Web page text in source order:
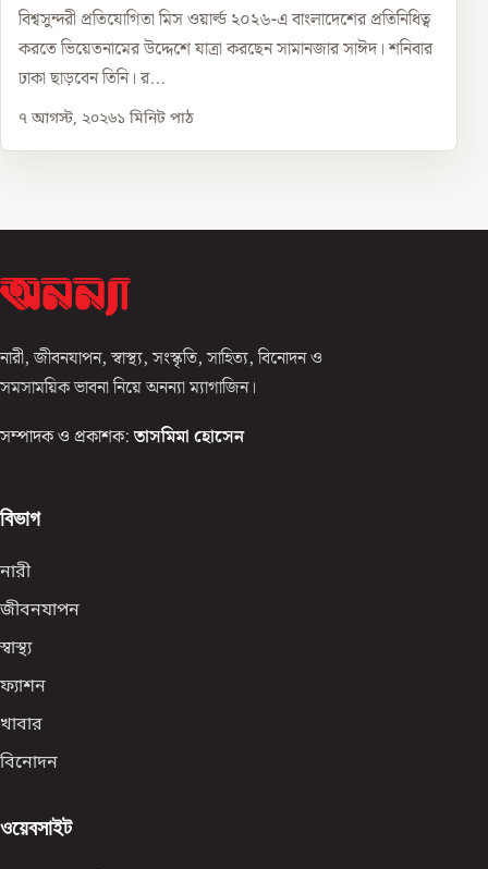
বিশ্বসুন্দরী প্রতিযোগিতা মিস ওয়ার্ল্ড ২০২৬-এ বাংলাদেশের প্রতিনিধিত্ব
করতে ভিয়েতনামের উদ্দেশে যাত্রা করছেন সামানজার সাঈদ। শনিবার
ঢাকা ছাড়বেন তিনি। র...
৭ আগস্ট, ২০২৬১ মিনিট পাঠ
নারী, জীবনযাপন, স্বাস্থ্য, সংস্কৃতি, সাহিত্য, বিনোদন ও
সমসাময়িক ভাবনা নিয়ে অনন্যা ম্যাগাজিন।
সম্পাদক ও প্রকাশক: তাসমিমা হোসেন
বিভাগ
নারী
জীবনযাপন
স্বাস্থ্য
ফ্যাশন
খাবার
বিনোদন
ওয়েবসাইট